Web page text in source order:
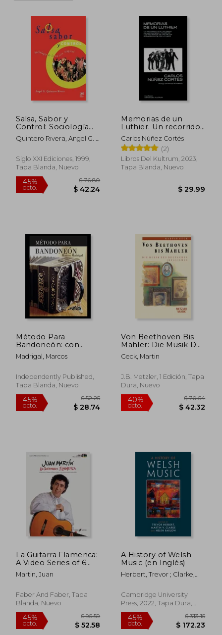
Salsa, Sabor y
Control: Sociología
de la Música "Tropical"
(Sociología y Política)
Quintero Rivera, Angel G. ;
Siglo XXI Ediciones, 1999,
Tapa Blanda, Nuevo
45%
dcto. $ 42.24
Memorias de un
Luthier. Un recorrido
por las obras de
Mastropiero a través
de los recuerdos de
uno de los
integrantes de Les
Carlos Núñez Cortés
(2)
Libros Del Kultrum, 2023,
Tapa Blanda, Nuevo
Método Para
Bandoneón: con
ejercicios
Madrigal, Marcos
Independently Published,
Tapa Blanda, Nuevo
dcto.
Von Beethoven Bis
Mahler: Die Musik Des
Deutschen Idealismus
(en Alemán)
Geck, Martin
J.B. Metzler, 1 Edición, Tapa
Dura, Nuevo
40%
dcto.
La Guitarra Flamenca:
A Video Series of 6
Lessons with Music
Tablature and
on Two Dvds, Book &
2 DVDs [With 2 DVDs]
Martin, Juan
Faber And Faber, Tapa
Blanda, Nuevo
A History of Welsh
Music (en Inglés)
Herbert, Trevor ; Clarke,
Cambridge University
Press, 2022, Tapa Dura,
Nuevo